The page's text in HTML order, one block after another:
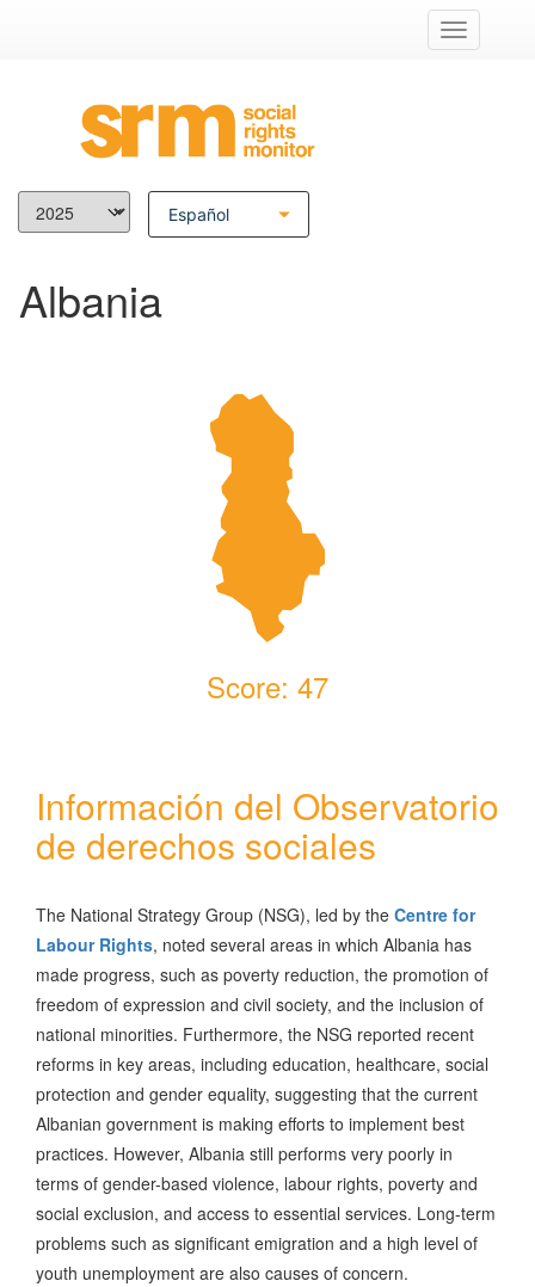
Alternar
la
Español
Italiano
Български
Ελληνικά
Српски језик
Македонски јазик
Português
Albania
Score: 47
Información del Observatorio
de derechos sociales
The National Strategy Group (NSG), led by the Centre for
Labour Rights, noted several areas in which Albania has
made progress, such as poverty reduction, the promotion of
freedom of expression and civil society, and the inclusion of
national minorities. Furthermore, the NSG reported recent
reforms in key areas, including education, healthcare, social
protection and gender equality, suggesting that the current
Albanian government is making efforts to implement best
practices. However, Albania still performs very poorly in
terms of gender-based violence, labour rights, poverty and
social exclusion, and access to essential services. Long-term
problems such as significant emigration and a high level of
youth unemployment are also causes of concern.